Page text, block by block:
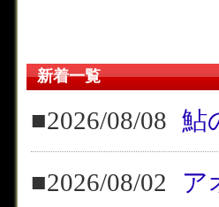
新着一覧
■2026/08/08 鮎
■2026/08/02 ア